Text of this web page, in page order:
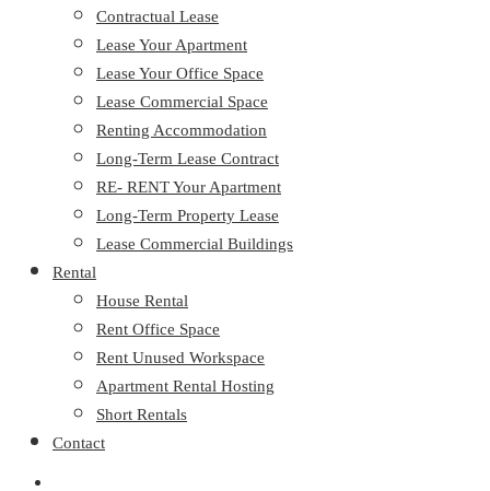
Contractual Lease
Lease Your Apartment
Lease Your Office Space
Lease Commercial Space
Renting Accommodation
Long-Term Lease Contract
RE- RENT Your Apartment
Long-Term Property Lease
Lease Commercial Buildings
Rental
House Rental
Rent Office Space
Rent Unused Workspace
Apartment Rental Hosting
Short Rentals
Contact